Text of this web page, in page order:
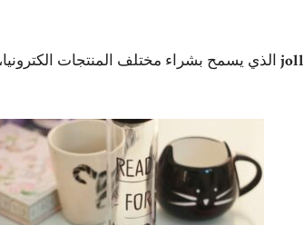
الذي يسمح بشراء مختلف المنتجات